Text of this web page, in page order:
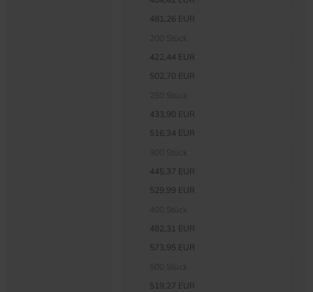
481,26 EUR
422,44 EUR
502,70 EUR
433,90 EUR
516,34 EUR
445,37 EUR
529,99 EUR
482,31 EUR
573,95 EUR
519,27 EUR